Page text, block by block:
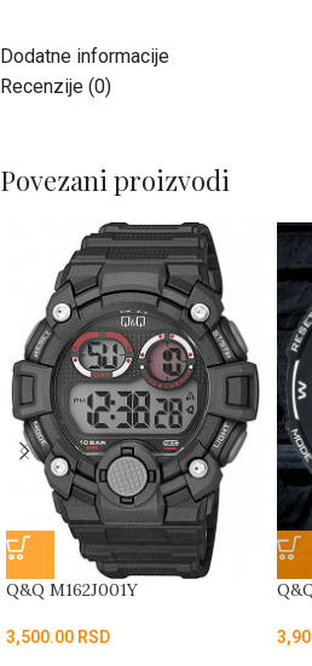
Dodatne informacije
Recenzije (0)
Povezani proizvodi
Q&Q M162J001Y
3,500.00 RSD